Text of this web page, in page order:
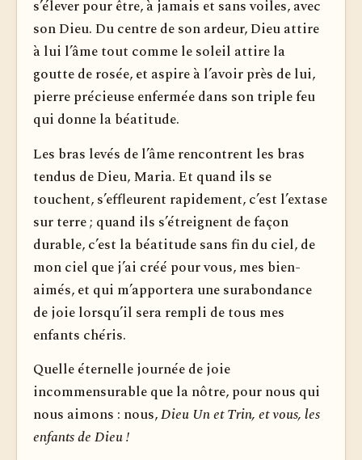
s’élever pour être, à jamais et sans voiles, avec
son Dieu. Du centre de son ardeur, Dieu attire
à lui l’âme tout comme le soleil attire la
goutte de rosée, et aspire à l’avoir près de lui,
pierre précieuse enfermée dans son triple feu
qui donne la béatitude.
Les bras levés de l’âme rencontrent les bras
tendus de Dieu, Maria. Et quand ils se
touchent, s’effleurent rapidement, c’est l’extase
sur terre ; quand ils s’étreignent de façon
durable, c’est la béatitude sans fin du ciel, de
mon ciel que j’ai créé pour vous, mes bien-
aimés, et qui m’apportera une surabondance
de joie lorsqu’il sera rempli de tous mes
enfants chéris.
Quelle éternelle journée de joie
incommensurable que la nôtre, pour nous qui
nous aimons : nous,Dieu Un et Trin, et vous, les
enfants de Dieu !